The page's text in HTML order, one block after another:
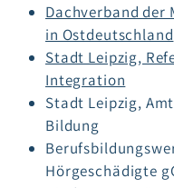
Dachverband
in Ostdeutschland
Stadt Leipzig,
Integration
Stadt Leipzig,
Bildung
Hörgeschädigte